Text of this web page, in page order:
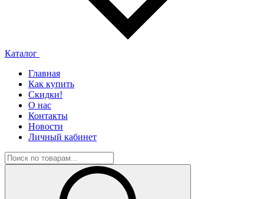
Каталог
Главная
Как купить
Скидки!
О нас
Контакты
Новости
Личный кабинет